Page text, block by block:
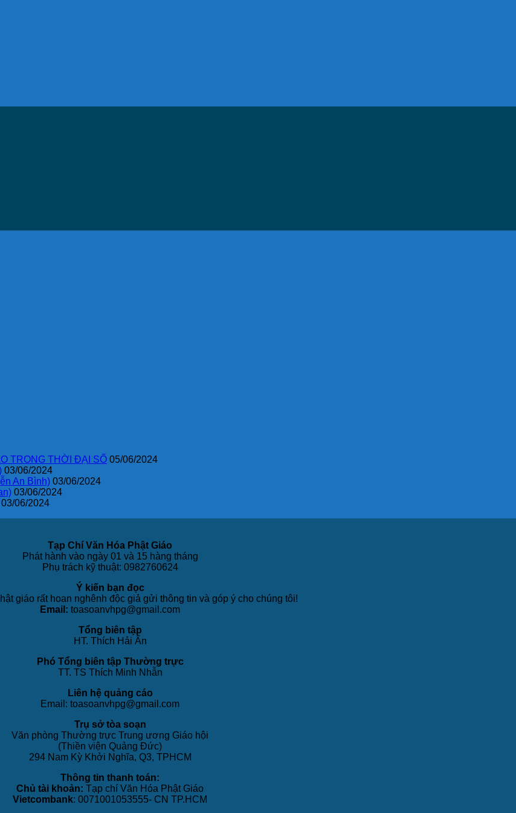
TRONG THỜI ĐẠI SỐ 05/06/2024
03/06/2024
An Bình) 03/06/2024
03/06/2024
03/06/2024
Tạp Chí Văn Hóa Phật Giáo
Phát hành vào ngày 01 và 15 hàng tháng
Phụ trách kỹ thuật: 0982760624
Ý kiến bạn đọc
giáo rất hoan nghênh độc giả gửi thông tin và góp ý cho chúng tôi!
Email: toasoanvhpg@gmail.com
Tổng biên tập
HT. Thích Hải Ấn
Phó Tổng biên tập Thường trực
TT. TS Thích Minh Nhẫn
Liên hệ quảng cáo
Email: toasoanvhpg@gmail.com
Trụ sở tòa soạn
Văn phòng Thường trực Trung ương Giáo hội
(Thiền viện Quảng Đức)
294 Nam Kỳ Khởi Nghĩa, Q3, TPHCM
Thông tin thanh toán:
Chủ tài khoản: Tạp chí Văn Hóa Phật Giáo
Vietcombank: 0071001053555- CN TP.HCM